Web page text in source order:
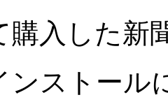
購入した新
ンストール